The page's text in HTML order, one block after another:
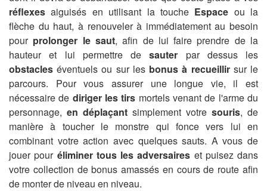
réflexes aiguisés en utilisant la touche Espace ou la
flèche du haut, à renouveler à immédiatement au besoin
pour prolonger le saut, afin de lui faire prendre de la
hauteur et lui permettre desauter par dessus les
obstacles éventuels ou sur les bonus à recueillirsur le
parcours. Pour vous assurer une longue vie, il est
nécessaire de diriger les tirs mortels venant de l'arme du
personnage, en déplaçant simplement votre souris, de
manière à toucher le monstre qui fonce vers lui en
combinant votre action avec quelques sauts. A vous de
jouer pour éliminer tous les adversaires et puisez dans
votre collection de bonus amassés en cours de route afin
de monter de niveau en niveau.